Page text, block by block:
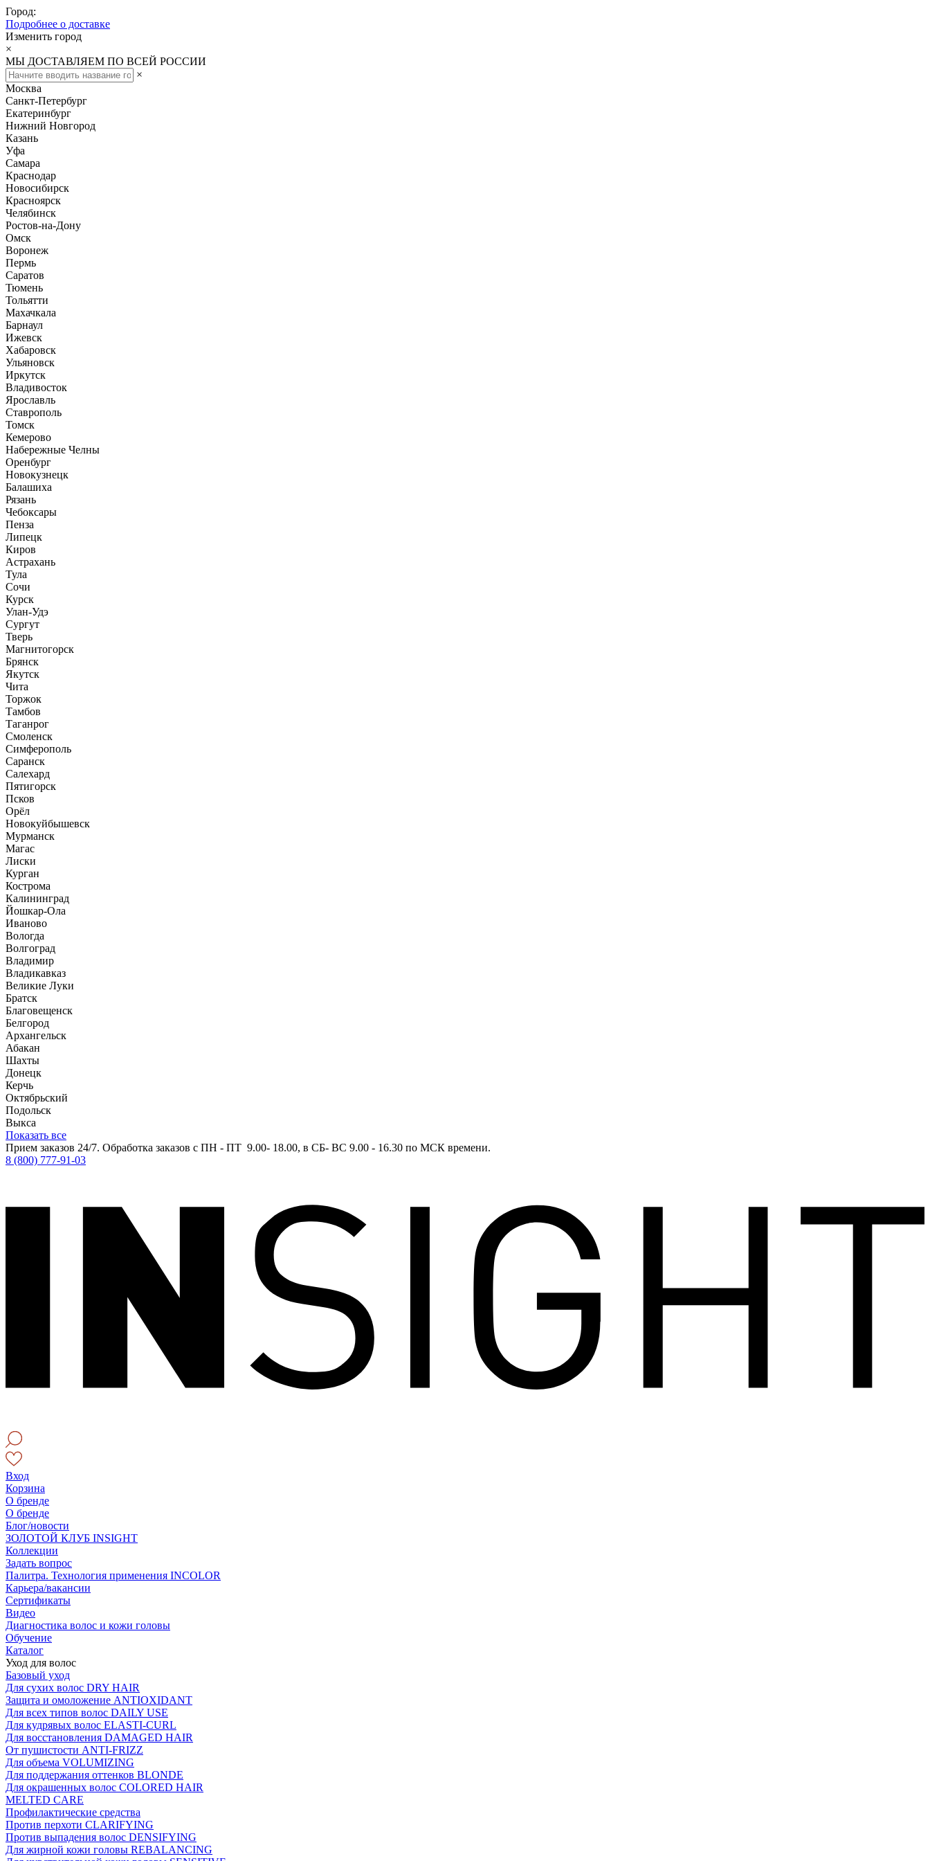
Город:
Подробнее о доставке
Изменить город
×
МЫ ДОСТАВЛЯЕМ ПО ВСЕЙ РОССИИ
×
Москва
Санкт-Петербург
Екатеринбург
Нижний Новгород
Казань
Уфа
Самара
Краснодар
Новосибирск
Красноярск
Челябинск
Ростов-на-Дону
Омск
Воронеж
Пермь
Саратов
Тюмень
Тольятти
Махачкала
Барнаул
Ижевск
Хабаровск
Ульяновск
Иркутск
Владивосток
Ярославль
Ставрополь
Томск
Кемерово
Набережные Челны
Оренбург
Новокузнецк
Балашиха
Рязань
Чебоксары
Пенза
Липецк
Киров
Астрахань
Тула
Сочи
Курск
Улан-Удэ
Сургут
Тверь
Магнитогорск
Брянск
Якутск
Чита
Торжок
Тамбов
Таганрог
Смоленск
Симферополь
Саранск
Салехард
Пятигорск
Псков
Орёл
Новокуйбышевск
Мурманск
Магас
Лиски
Курган
Кострома
Калининград
Йошкар-Ола
Иваново
Вологда
Волгоград
Владимир
Владикавказ
Великие Луки
Братск
Благовещенск
Белгород
Архангельск
Абакан
Шахты
Донецк
Керчь
Октябрьский
Подольск
Выкса
Показать все
Прием заказов 24/7. Обработка заказов с ПН - ПТ 9.00- 18.00, в СБ- ВС 9.00 - 16.30 по МСК времени.
8 (800) 777-91-03
Вход
Корзина
О бренде
О бренде
Блог/новости
ЗОЛОТОЙ КЛУБ INSIGHT
Коллекции
Задать вопрос
Палитра. Технология применения INCOLOR
Карьера/вакансии
Сертификаты
Видео
Диагностика волос и кожи головы
Обучение
Каталог
Уход для волос
Базовый уход
Для сухих волос DRY HAIR
Защита и омоложение ANTIOXIDANT
Для всех типов волос DAILY USE
Для кудрявых волос ELASTI-CURL
Для восстановления DAMAGED HAIR
От пушистости ANTI-FRIZZ
Для объема VOLUMIZING
Для поддержания оттенков BLONDE
Для окрашенных волос COLORED HAIR
MELTED CARE
Профилактические средства
Против перхоти CLARIFYING
Против выпадения волос DENSIFYING
Для жирной кожи головы REBALANCING